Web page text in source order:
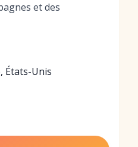
et des
États-Unis